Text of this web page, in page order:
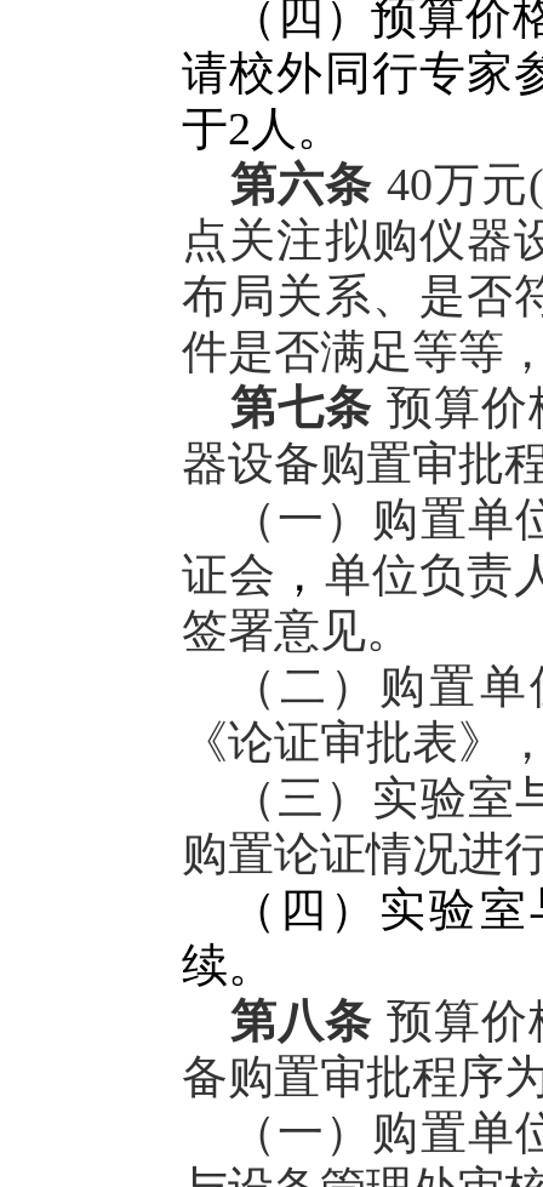
（四）预算
请校外同行专家
于2人。
第六条 40万
点关注拟购仪器
布局关系、是否
件是否满足等等
第七条 预算价
器设备购置审批
（一）购置
证会 ， 单位负责
签署意见。
（二）购置
《论证审批表》
（三）实验
购置论证情况进
（四）实验
续。
第八条 预算价
备购置审批程序
（一）购置